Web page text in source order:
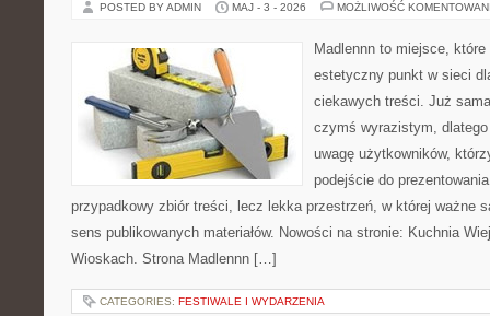
POSTED BY ADMIN MAJ - 3 - 2026 MOŻLIWOŚĆ
Madlennn to miejsce,
estetyczny punkt w sieci
ciekawych treści. Już
czymś wyrazistym,
uwagę użytkowników,
podejście do
przypadkowy zbiór treści, lecz lekka przestrzeń, w której ważne
sens publikowanych materiałów. Nowości na stronie: Kuchnia
Wioskach. Strona Madlennn […]
CATEGORIES: FESTIWALE I WYDARZENIA